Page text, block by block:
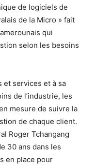
de logiciels de
de la Micro » fait
qui
selon les besoins
et services et à sa
de l’industrie, les
mesure de suivre la
de chaque client.
Roger Tchangang
30 ans dans les
en place pour